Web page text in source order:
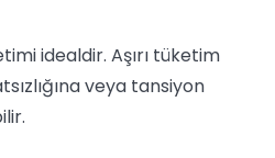
idealdir. Aşırı tüketim
veya tansiyon